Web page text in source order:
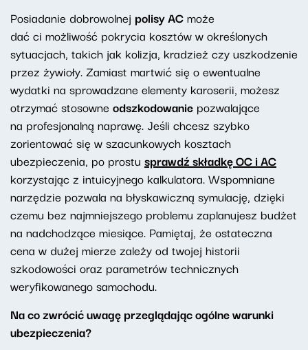
Posiadanie dobrowolnej polisy ACmoże
dać ci możliwość pokrycia kosztów w określonych
sytuacjach, takich jak kolizja, kradzież czy uszkodzenie
przez żywioły. Zamiast martwić się o ewentualne
wydatki na sprowadzane elementy karoserii, możesz
otrzymać stosowne odszkodowanie pozwalające
na profesjonalną naprawę. Jeśli chcesz szybko
zorientować się w szacunkowych kosztach
ubezpieczenia, po prostu sprawdź składkę OC i AC
korzystając z intuicyjnego kalkulatora. Wspomniane
narzędzie pozwala na błyskawiczną symulację, dzięki
czemu bez najmniejszego problemu zaplanujesz budżet
na nadchodzące miesiące. Pamiętaj, że ostateczna
cena w dużej mierze zależy od twojej historii
szkodowości oraz parametrów technicznych
weryfikowanego samochodu.
Na co zwrócić uwagę przeglądając ogólne warunki
ubezpieczenia?